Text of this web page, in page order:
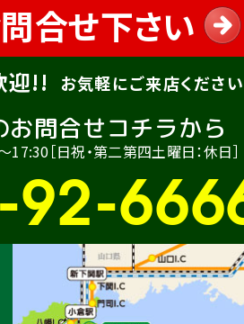
合せ下さい
迎!! お気軽にご来店ください
お問合せコチラから
［日祝・第二第四土曜日：休日］